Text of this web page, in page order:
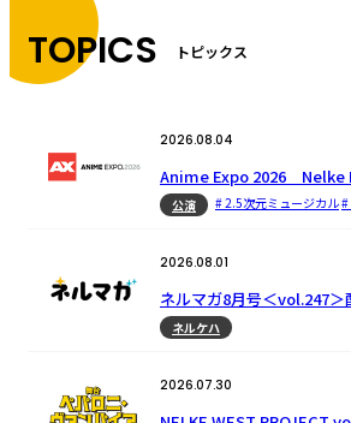
TOPICS トピックス
2026.08.04
Anime Expo 2026
公演 # 2.5次元ミュージカル#
2026.08.01
ネルマガ8月号＜vol.247＞
ネルケハ
2026.07.30